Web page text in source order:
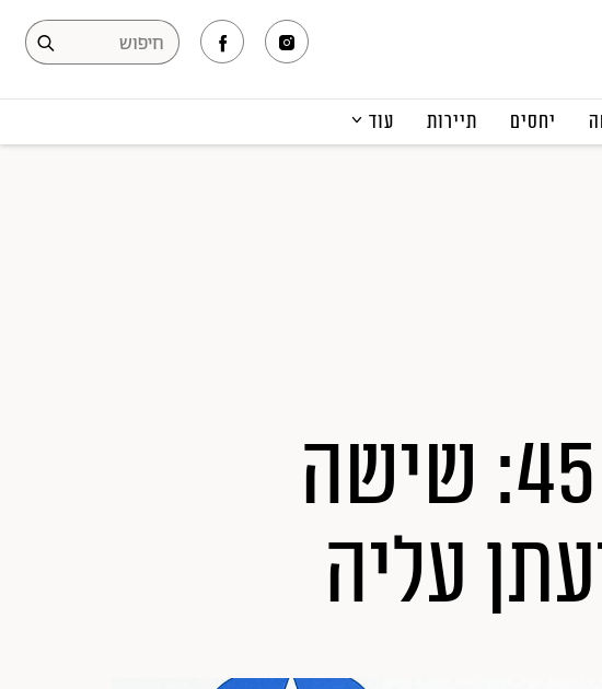
יחסים תיירות עוד
נטלי פורטמן חוגגת 45: שישה
עליה